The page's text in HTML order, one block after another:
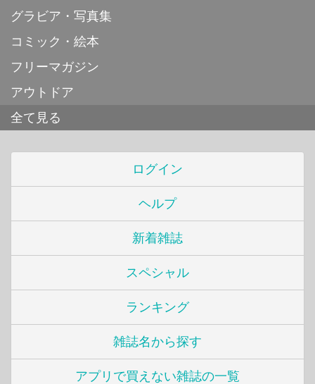
グラビア・写真集
コミック・絵本
フリーマガジン
アウトドア
全て見る
ログイン
ヘルプ
新着雑誌
スペシャル
ランキング
雑誌名から探す
アプリで買えない雑誌の一覧